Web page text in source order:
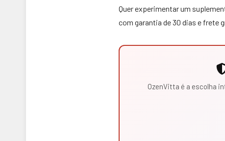
Quer experimentar um
com garantia de 30 dias e frete
OzenVitta é a escolha